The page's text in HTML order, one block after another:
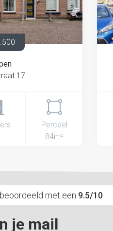
17
Perceel
84m²
met een 9.5/10
je mail